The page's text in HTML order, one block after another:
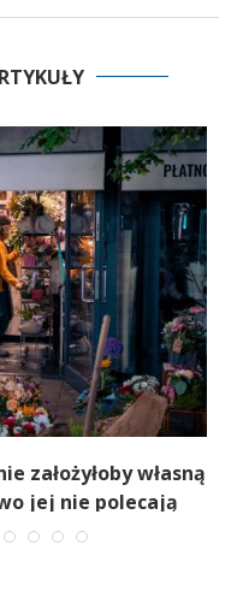
założyłoby własną
jej nie polecają